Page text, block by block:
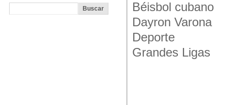
Béisbol cubano
Dayron Varona
Deporte
Grandes Ligas